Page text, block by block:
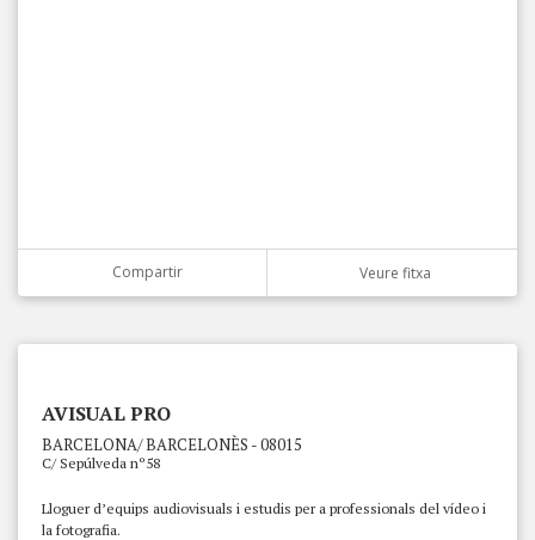
Compartir Veure fitxa
AVISUAL PRO
BARCELONA/ BARCELONÈS - 08015
C/ Sepúlveda nº58
Lloguer d’equips audiovisuals i estudis per a professionals del vídeo i
la fotografia.